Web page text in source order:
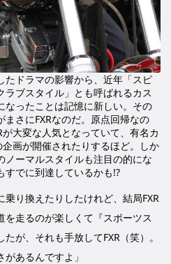
たドラマの影響から、近年「スピ
ブスタイル」とも呼ばれるカス
なったことは記憶に新しい。その
さにFXRなのだ。原点回帰なの
大変な人気となっていて、有名カ
画が開催されたりするほど。しか
ノーマルスタイルも注目の的にな
すでに到達しているかも!?
乗り換えたりしたけれど、結局FXR
走るのが楽しくて『スポーツス
が、それも手放してFXR（笑）。
あるんですよ」